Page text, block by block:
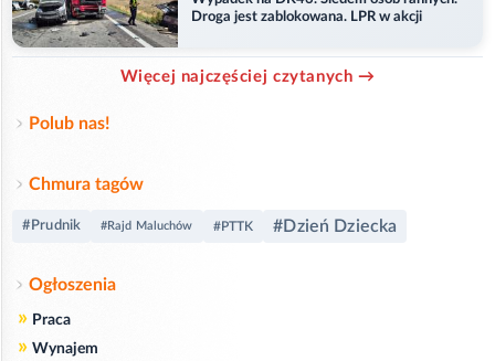
Droga jest zablokowana. LPR w akcji
Więcej najczęściej czytanych →
Polub nas!
Chmura tagów
#Prudnik #Rajd Maluchów #PTTK #Dzień Dziecka
Ogłoszenia
» Praca
» Wynajem